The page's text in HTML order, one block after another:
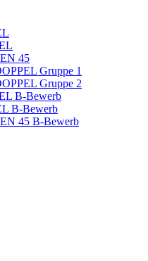
45
Gruppe 1
Gruppe 2
B-Bewerb
B-Bewerb
45 B-Bewerb